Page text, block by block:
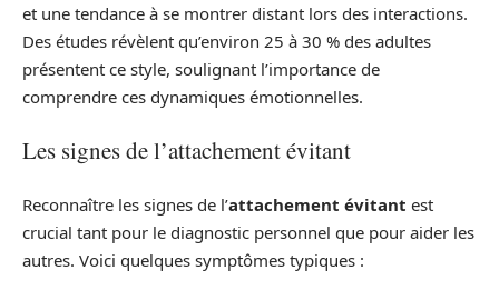
et une tendance à se montrer distant lors des interactions.
Des études révèlent qu’environ 25 à 30 % des adultes
présentent ce style, soulignant l’importance de
comprendre ces dynamiques émotionnelles.
Les signes de l’attachement évitant
Reconnaître les signes de l’attachement évitant est
crucial tant pour le diagnostic personnel que pour aider les
autres. Voici quelques symptômes typiques :